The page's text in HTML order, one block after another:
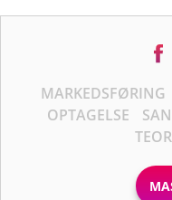
MARKEDSFØRING
OPTAGELSE